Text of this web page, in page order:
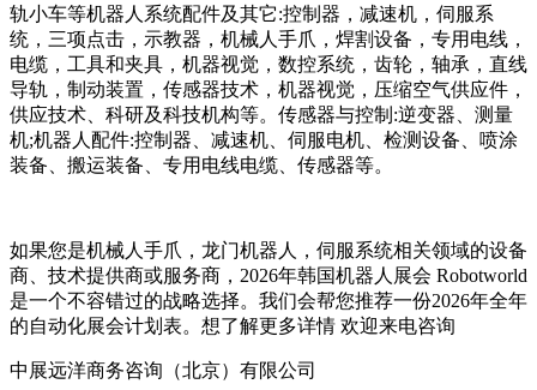
轨小车等机器人系统配件及其它:控制器，减速机，伺服系
统，三项点击，示教器，机械人手爪，焊割设备，专用电线，
电缆，工具和夹具，机器视觉，数控系统，齿轮，轴承，直线
导轨，制动装置，传感器技术，机器视觉，压缩空气供应件，
供应技术、科研及科技机构等。传感器与控制:逆变器、测量
机;机器人配件:控制器、减速机、伺服电机、检测设备、喷涂
装备、搬运装备、专用电线电缆、传感器等。
如果您是机械人手爪，龙门机器人，伺服系统相关领域的设备
商、技术提供商或服务商，2026年韩国机器人展会 Robotworld
是一个不容错过的战略选择。我们会帮您推荐一份2026年全年
的自动化展会计划表。想了解更多详情 欢迎来电咨询
中展远洋商务咨询（北京）有限公司